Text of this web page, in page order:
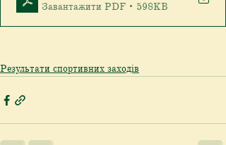
Завантажити PDF • 598KB
Результати спортивних заходів